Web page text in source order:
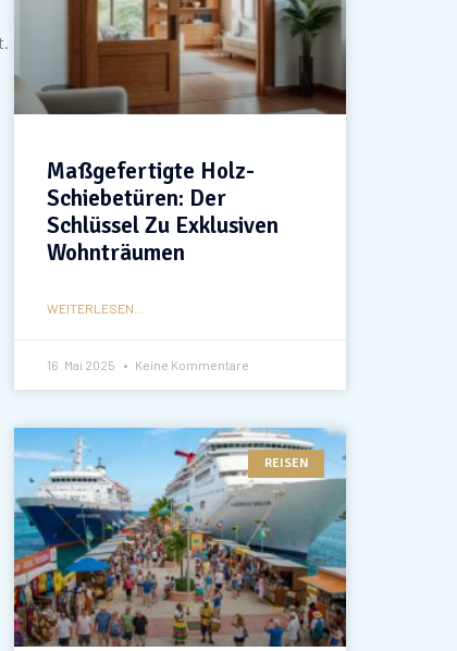
Maßgefertigte Holz-
Schiebetüren: Der
Schlüssel Zu Exklusiven
Wohnträumen
WEITERLESEN...
16. Mai 2025 Keine Kommentare
REISEN